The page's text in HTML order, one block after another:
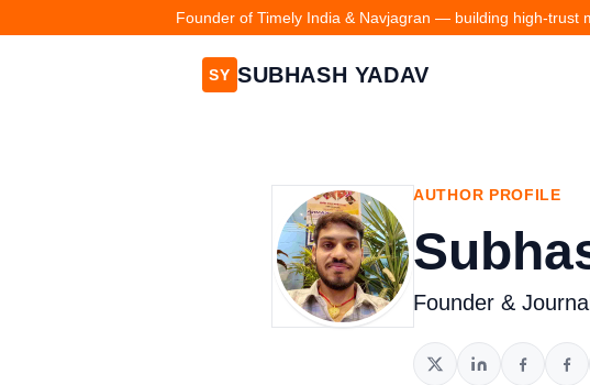
Founder of Timely India & Navjagran — building high-trust
SY SUBHASH YADAV
AUTHOR PROFILE
Founder &